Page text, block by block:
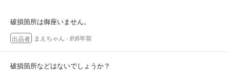
破損箇所は御座いません。
出品者 まえちゃん - 約6年前
破損箇所などはないでしょうか？